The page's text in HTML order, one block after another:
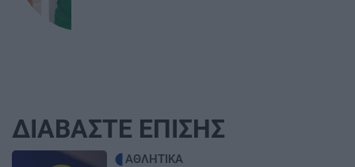
ΔΙΑΒΑΣΤΕ ΕΠΙΣΗΣ
ΑΘΛΗΤΙΚΑ